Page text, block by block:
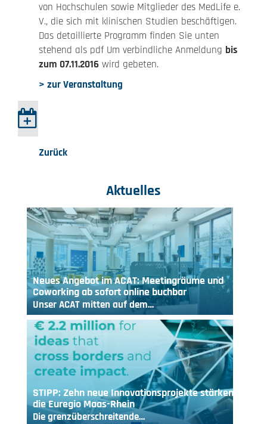
von Hochschulen sowie Mitglieder des MedLife e.
V., die sich mit klinischen Studien beschäftigen.
Das detaillierte Programm finden Sie unten
stehend als pdf Um verbindliche Anmeldung bis
zum 07.11.2016wird gebeten.
> zur Veranstaltung
Zurück
Aktuelles
Neues Angebot im ACAT: Meetingräume und
Coworking ab sofort online buchbar
Unser ACAT mitten auf dem…
STIPP: Zehn neue Innovationsprojekte stärken
die Euregio Maas-Rhein
Die grenzüberschreitende…